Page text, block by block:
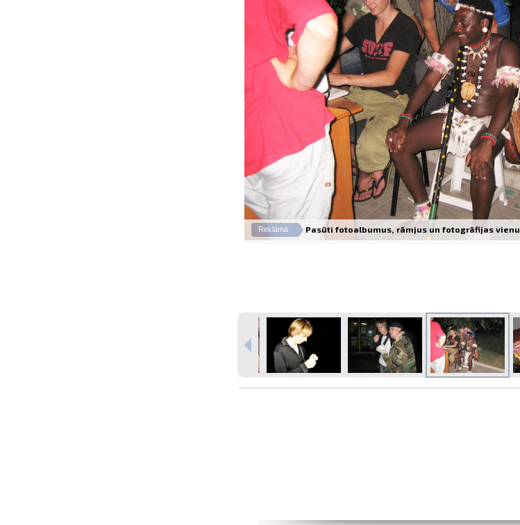
Izdrukas 1h laikā
Dažādi formāti
Piegāde visā Latvijā
Reklāma Pasūti fotoalbumus, rāmjus un fotogrāfijas